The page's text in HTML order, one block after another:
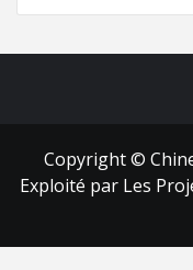
Copyright ©
Exploité par Les